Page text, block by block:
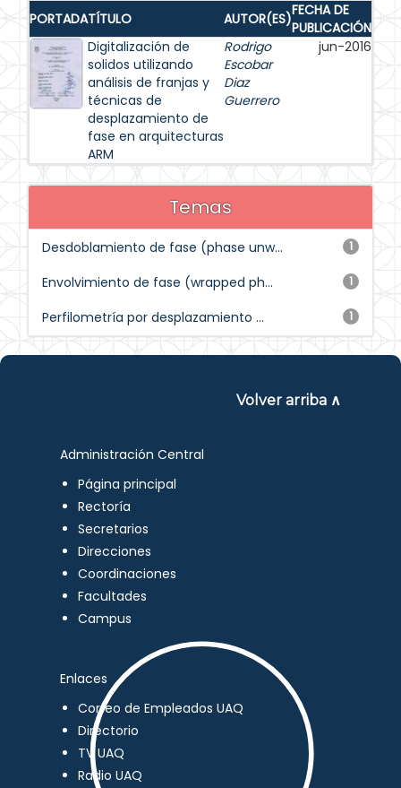
PORTADATÍTULO AUTOR(ES)FECHA DE
PUBLICACIÓN
Digitalización de
solidos utilizando
análisis de franjas y
técnicas de
desplazamiento de
fase en arquitecturas
ARM
Rodrigo
Escobar
Diaz
Guerrero
jun-2016
Temas
1
Desdoblamiento de fase (phase unw...
1
Envolvimiento de fase (wrapped ph...
1
Perfilometría por desplazamiento ...
Volver arriba ∧
Administración Central
Página principal
Rectoría
Secretarios
Direcciones
Coordinaciones
Facultades
Campus
Enlaces
Correo de Empleados UAQ
Directorio
TV UAQ
Radio UAQ